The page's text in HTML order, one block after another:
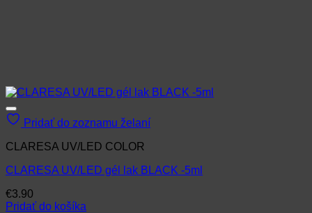
Pridať do zoznamu želaní
CLARESA UV/LED COLOR
CLARESA UV/LED gél lak BLACK -5ml
€3.90
Pridať do košíka